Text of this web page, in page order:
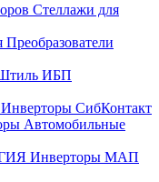
Стеллажи для
Преобразователи
ИБП
Инверторы СибКонтакт
Автомобильные
Инверторы МАП